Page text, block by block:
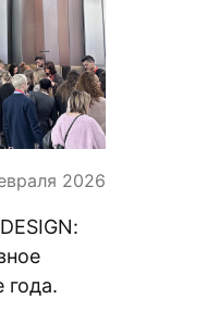
2026
года.